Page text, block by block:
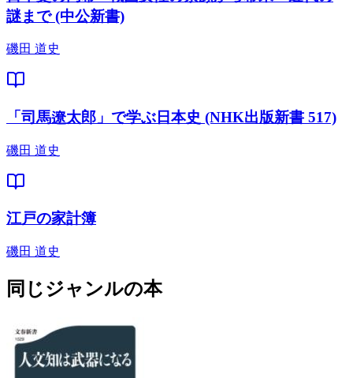
謎まで (中公新書)
磯田 道史
「司馬遼太郎」で学ぶ日本史 (NHK出版新書 517)
磯田 道史
江戸の家計簿
磯田 道史
同じジャンルの本